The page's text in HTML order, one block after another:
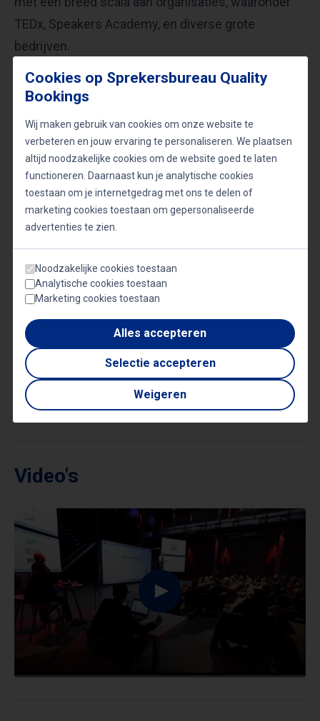
TEDx, Speakers Academy, en diverse grote
bedrijven.
Zijn missie is om mensen te motiveren buiten hun
verantwoordelijkheid te nemen voor hun motivatie,
emoties en gedrag. Jean-Marc is een inspirator die
gelooft dat verandering van binnenuit komt, en hij is
toegewijd aan het helpen van mensen en
organisaties om hun volledige potentieel te
bereiken.
Onderwerpen
Creativiteit Leiderschap
Persoonlijk leiderschap Samenwerken
Webinar sprekers
Video's
Cookies op Sprekersbureau Quality
Bookings
Wij maken gebruik van cookies om onze website te
verbeteren en jouw ervaring te personaliseren. We plaatsen
altijd noodzakelijke cookies om de website goed te laten
functioneren. Daarnaast kun je analytische cookies
toestaan om je internetgedrag met ons te delen of
marketing cookies toestaan om gepersonaliseerde
advertenties te zien.
Noodzakelijke cookies toestaan
Analytische cookies toestaan
Marketing cookies toestaan
Alles accepteren
Selectie accepteren
Weigeren